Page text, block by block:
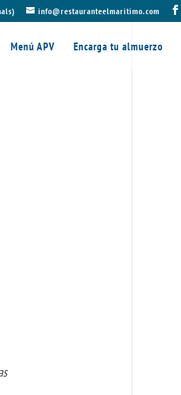
info@restauranteelmaritimo.com
Menú APV Encarga tu almuerzo